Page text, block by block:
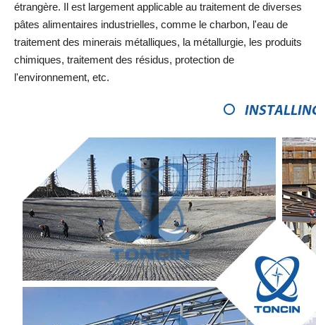
étrangère. Il est largement applicable au traitement de diverses
pâtes alimentaires industrielles, comme le charbon, l'eau de
traitement des minerais métalliques, la métallurgie, les produits
chimiques, traitement des résidus, protection de
l'environnement, etc.